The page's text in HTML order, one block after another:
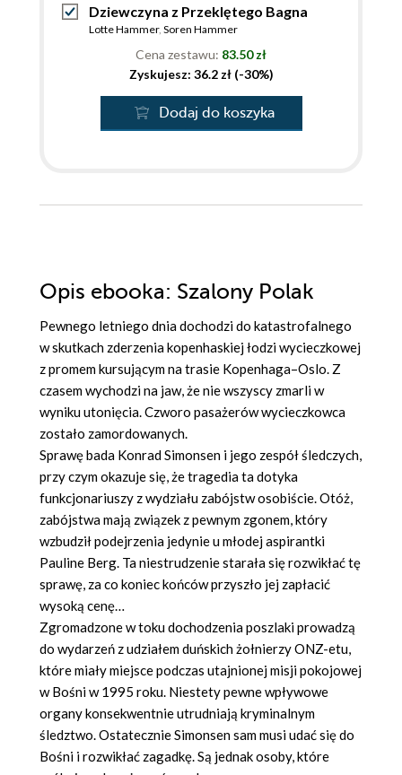
Dziewczyna z Przeklętego Bagna
Lotte Hammer, Soren Hammer
Cena zestawu: 83.50 zł
Zyskujesz: 36.2 zł (-30%)
Dodaj do koszyka
Opis ebooka: Szalony Polak
Pewnego letniego dnia dochodzi do katastrofalnego
w skutkach zderzenia kopenhaskiej łodzi wycieczkowej
z promem kursującym na trasie Kopenhaga–Oslo. Z
czasem wychodzi na jaw, że nie wszyscy zmarli w
wyniku utonięcia. Czworo pasażerów wycieczkowca
zostało zamordowanych.
Sprawę bada Konrad Simonsen i jego zespół śledczych,
przy czym okazuje się, że tragedia ta dotyka
funkcjonariuszy z wydziału zabójstw osobiście. Otóż,
zabójstwa mają związek z pewnym zgonem, który
wzbudził podejrzenia jedynie u młodej aspirantki
Pauline Berg. Ta niestrudzenie starała się rozwikłać tę
sprawę, za co koniec końców przyszło jej zapłacić
wysoką cenę…
Zgromadzone w toku dochodzenia poszlaki prowadzą
do wydarzeń z udziałem duńskich żołnierzy ONZ-etu,
które miały miejsce podczas utajnionej misji pokojowej
w Bośni w 1995 roku. Niestety pewne wpływowe
organy konsekwentnie utrudniają kryminalnym
śledztwo. Ostatecznie Simonsen sam musi udać się do
Bośni i rozwikłać zagadkę. Są jednak osoby, które